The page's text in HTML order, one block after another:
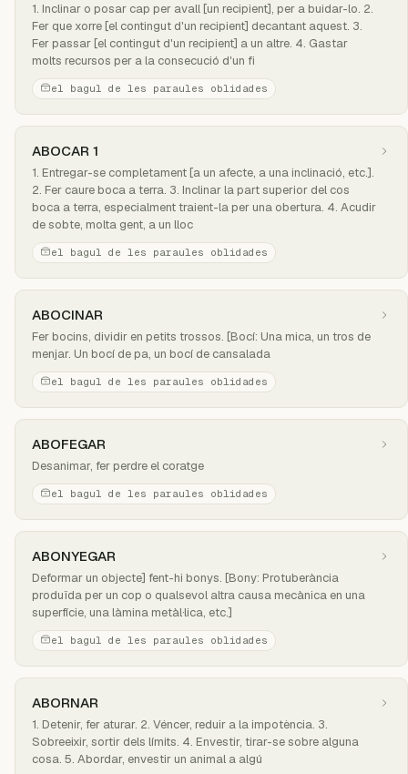
1. Inclinar o posar cap per avall [un recipient], per a buidar-lo. 2.
Fer que xorre [el contingut d'un recipient] decantant aquest. 3.
Fer passar [el contingut d'un recipient] a un altre. 4. Gastar
molts recursos per a la consecució d'un fi
el bagul de les paraules oblidades
ABOCAR 1
1. Entregar-se completament [a un afecte, a una inclinació, etc.].
2. Fer caure boca a terra. 3. Inclinar la part superior del cos
boca a terra, especialment traient-la per una obertura. 4. Acudir
de sobte, molta gent, a un lloc
el bagul de les paraules oblidades
ABOCINAR
Fer bocins, dividir en petits trossos. [Bocí: Una mica, un tros de
menjar. Un bocí de pa, un bocí de cansalada
el bagul de les paraules oblidades
ABOFEGAR
Desanimar, fer perdre el coratge
el bagul de les paraules oblidades
ABONYEGAR
Deformar un objecte] fent-hi bonys. [Bony: Protuberància
produïda per un cop o qualsevol altra causa mecànica en una
superfície, una làmina metàl·lica, etc.]
el bagul de les paraules oblidades
ABORNAR
1. Detenir, fer aturar. 2. Véncer, reduir a la impotència. 3.
Sobreeixir, sortir dels límits. 4. Envestir, tirar-se sobre alguna
cosa. 5. Abordar, envestir un animal a algú